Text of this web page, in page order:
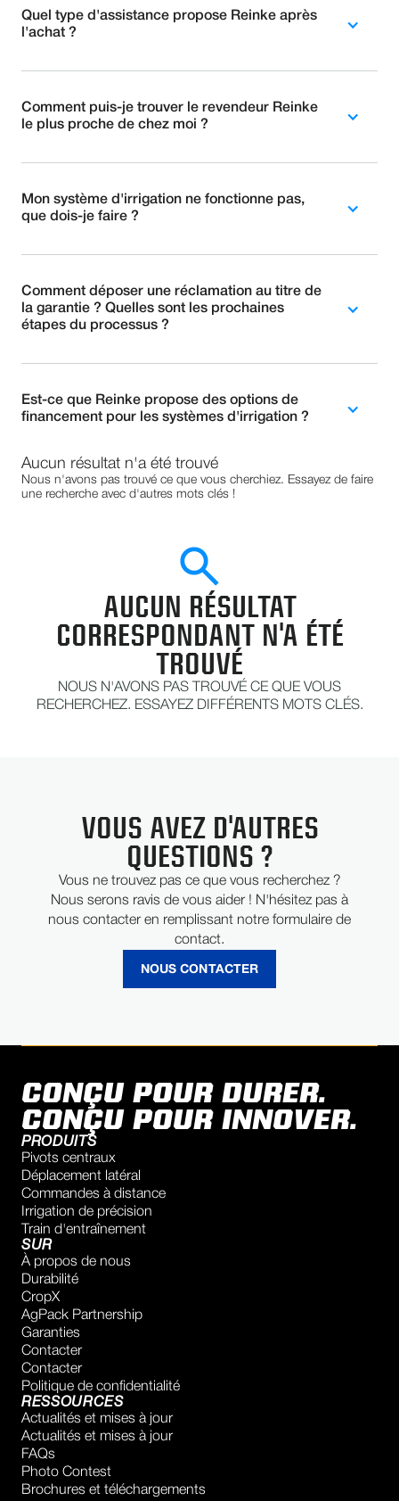
Quel type d'assistance propose Reinke après
l'achat ?
Comment puis-je trouver le revendeur Reinke
le plus proche de chez moi ?
Mon système d'irrigation ne fonctionne pas,
que dois-je faire ?
Comment déposer une réclamation au titre de
la garantie ? Quelles sont les prochaines
étapes du processus ?
Est-ce que Reinke propose des options de
financement pour les systèmes d'irrigation ?
Aucun résultat n'a été trouvé
Nous n'avons pas trouvé ce que vous cherchiez. Essayez de faire
une recherche avec d'autres mots clés !
AUCUN RÉSULTAT
CORRESPONDANT N'A ÉTÉ
TROUVÉ
NOUS N'AVONS PAS TROUVÉ CE QUE VOUS
RECHERCHEZ. ESSAYEZ DIFFÉRENTS MOTS CLÉS.
VOUS AVEZ D'AUTRES
QUESTIONS ?
Vous ne trouvez pas ce que vous recherchez ?
Nous serons ravis de vous aider ! N'hésitez pas à
nous contacter en remplissant notre formulaire de
contact.
NOUS CONTACTER
CONÇU POUR DURER.
CONÇU POUR INNOVER.
PRODUITS
Pivots centraux
Déplacement latéral
Commandes à distance
Irrigation de précision
Train d'entraînement
SUR
À propos de nous
Durabilité
CropX
AgPack Partnership
Garanties
Contacter
Contacter
Politique de confidentialité
RESSOURCES
Actualités et mises à jour
Actualités et mises à jour
FAQs
Photo Contest
Brochures et téléchargements